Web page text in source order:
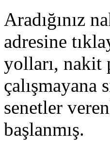
Aradığınız
adresine
yolları, nakit
çalışmayana
senetler
başlanmış.